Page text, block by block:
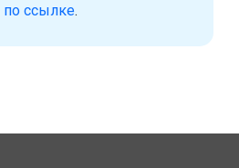
по ссылке.